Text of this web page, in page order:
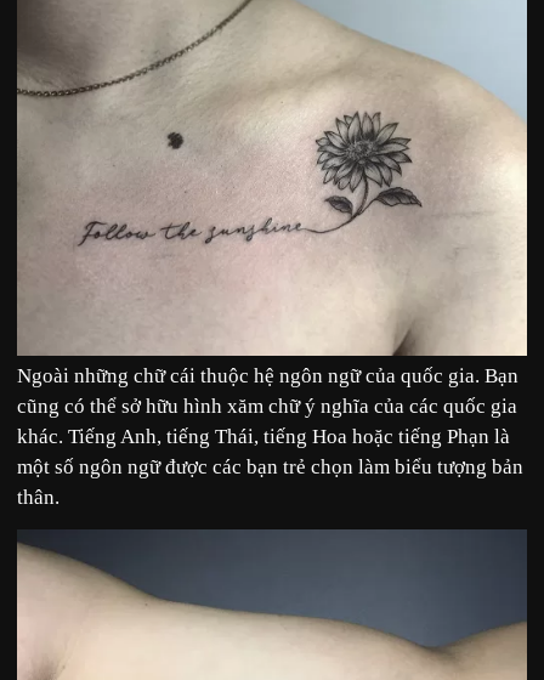
Ngoài những chữ cái thuộc hệ ngôn ngữ của quốc gia. Bạn
cũng có thể sở hữu hình xăm chữ ý nghĩa của các quốc gia
khác. Tiếng Anh, tiếng Thái, tiếng Hoa hoặc tiếng Phạn là
một số ngôn ngữ được các bạn trẻ chọn làm biểu tượng bản
thân.